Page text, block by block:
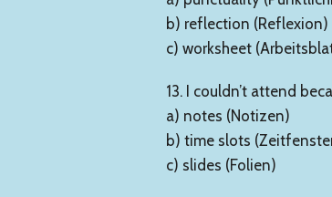
b) reflection (Reflexion)
c) worksheet
13. I couldn’t attend
a) notes (Notizen)
b) time slots
c) slides (Folien)